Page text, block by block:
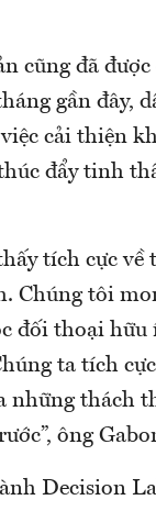
cũng đã được
gần đây,
cải thiện
đẩy tinh
tích cực về
Chúng tôi
đối thoại
ta tích
những thách
ông
Decision